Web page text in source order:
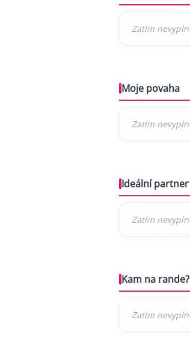
Moje povaha
Ideální partner
Kam na rande?